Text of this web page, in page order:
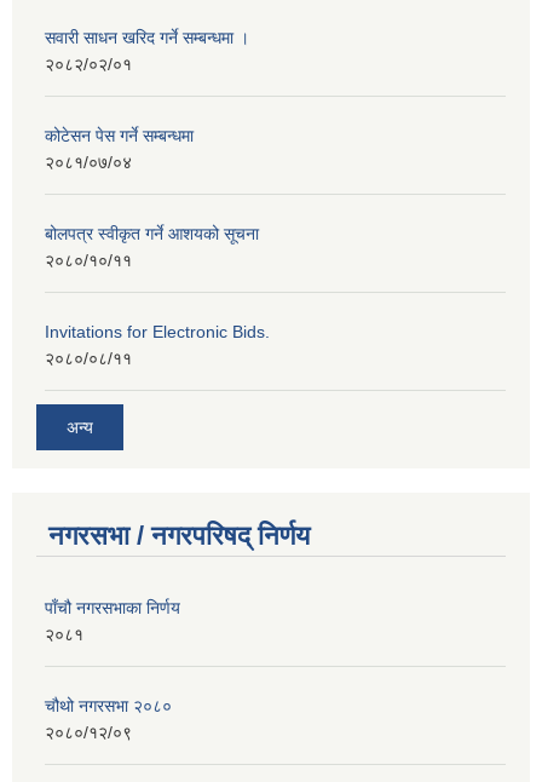
सवारी साधन खरिद गर्ने सम्बन्धमा ।
२०८२/०२/०१
कोटेसन पेस गर्ने सम्बन्धमा
२०८१/०७/०४
बोलपत्र स्वीकृत गर्ने आशयको सूचना
२०८०/१०/११
Invitations for Electronic Bids.
२०८०/०८/११
अन्य
नगरसभा / नगरपरिषद् निर्णय
पाँचौ नगरसभाका निर्णय
२०८१
चौथो नगरसभा २०८०
२०८०/१२/०९